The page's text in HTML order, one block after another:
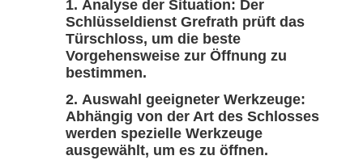
Analyse der Situation: Der
Schlüsseldienst Grefrath prüft das
Türschloss, um die beste
Vorgehensweise zur Öffnung zu
bestimmen.
Auswahl geeigneter Werkzeuge:
Abhängig von der Art des Schlosses
werden spezielle Werkzeuge
ausgewählt, um es zu öffnen.